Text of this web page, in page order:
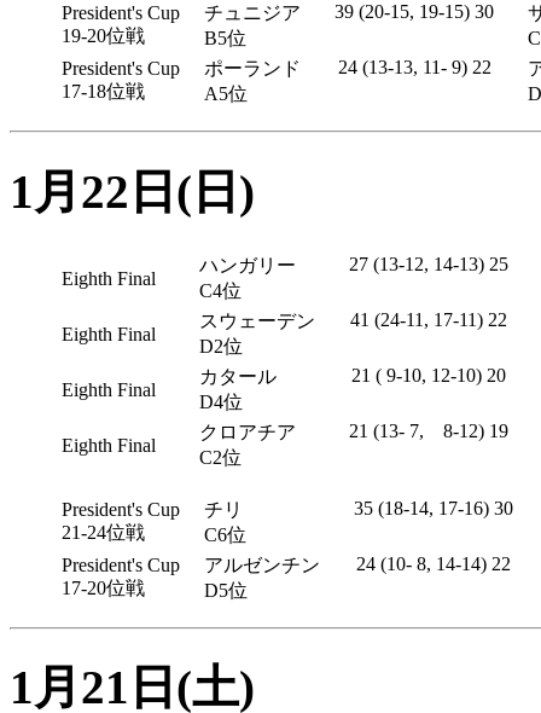
President's Cup
19-20位戦
チュニジア
B5位
39 (20-15, 19-15) 30
President's Cup
17-18位戦
ポーランド
A5位
24 (13-13, 11- 9) 22
1月22日(日)
Eighth Final
ハンガリー
C4位
27 (13-12, 14-13) 25
Eighth Final
スウェーデン
D2位
41 (24-11, 17-11) 22
Eighth Final
カタール
D4位
21 ( 9-10, 12-10) 20
Eighth Final
クロアチア
C2位
21 (13- 7, 8-12) 19
President's Cup
21-24位戦
チリ
C6位
35 (18-14, 17-16) 30
President's Cup
17-20位戦
アルゼンチン
D5位
24 (10- 8, 14-14) 22
1月21日(土)